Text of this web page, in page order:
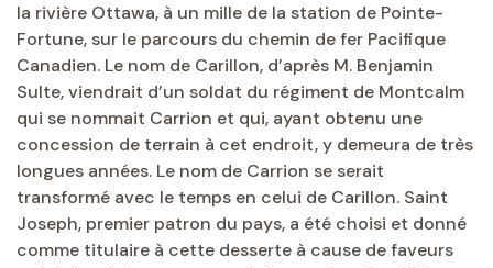
la rivière Ottawa, à un mille de la station de Pointe-
Fortune, sur le parcours du chemin de fer Pacifique
Canadien. Le nom de Carillon, d’après M. Benjamin
Sulte, viendrait d’un soldat du régiment de Montcalm
qui se nommait Carrion et qui, ayant obtenu une
concession de terrain à cet endroit, y demeura de très
longues années. Le nom de Carrion se serait
transformé avec le temps en celui de Carillon. Saint
Joseph, premier patron du pays, a été choisi et donné
comme titulaire à cette desserte à cause de faveurs